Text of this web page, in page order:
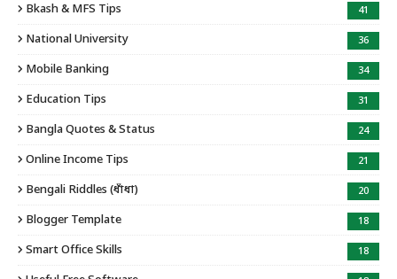
Bkash & MFS Tips 41
National University 36
Mobile Banking 34
Education Tips 31
Bangla Quotes & Status 24
Online Income Tips 21
Bengali Riddles (ধাঁধা) 20
Blogger Template 18
Smart Office Skills 18